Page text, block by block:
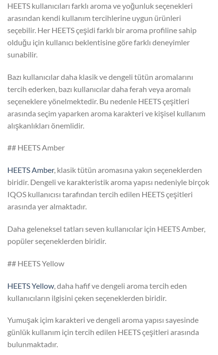
HEETS kullanıcıları farklı aroma ve yoğunluk seçenekleri
arasından kendi kullanım tercihlerine uygun ürünleri
seçebilir. Her HEETS çeşidi farklı bir aroma profiline sahip
olduğu için kullanıcı beklentisine göre farklı deneyimler
sunabilir.
Bazı kullanıcılar daha klasik ve dengeli tütün aromalarını
tercih ederken, bazı kullanıcılar daha ferah veya aromalı
seçeneklere yönelmektedir. Bu nedenle HEETS çeşitleri
arasında seçim yaparken aroma karakteri ve kişisel kullanım
alışkanlıkları önemlidir.
## HEETS Amber
HEETS Amber, klasik tütün aromasına yakın seçeneklerden
biridir. Dengeli ve karakteristik aroma yapısı nedeniyle birçok
IQOS kullanıcısı tarafından tercih edilen HEETS çeşitleri
arasında yer almaktadır.
Daha geleneksel tatları seven kullanıcılar için HEETS Amber,
popüler seçeneklerden biridir.
## HEETS Yellow
HEETS Yellow , daha hafif ve dengeli aroma tercih eden
kullanıcıların ilgisini çeken seçeneklerden biridir.
Yumuşak içim karakteri ve dengeli aroma yapısı sayesinde
günlük kullanım için tercih edilen HEETS çeşitleri arasında
bulunmaktadır.